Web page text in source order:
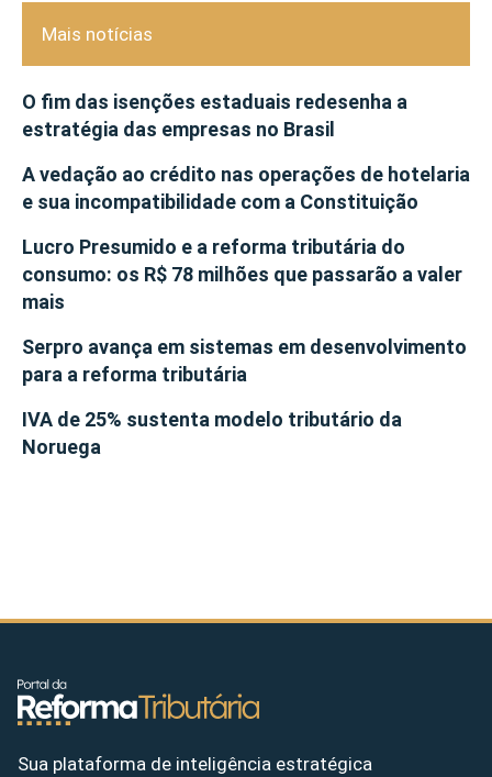
Mais notícias
O fim das isenções estaduais redesenha a
estratégia das empresas no Brasil
A vedação ao crédito nas operações de hotelaria
e sua incompatibilidade com a Constituição
Lucro Presumido e a reforma tributária do
consumo: os R$ 78 milhões que passarão a valer
mais
Serpro avança em sistemas em desenvolvimento
para a reforma tributária
IVA de 25% sustenta modelo tributário da
Noruega
Sua plataforma de inteligência estratégica